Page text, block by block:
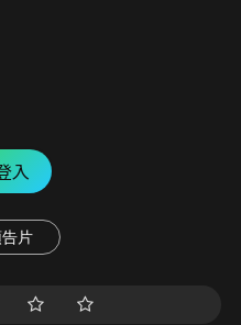
入
片